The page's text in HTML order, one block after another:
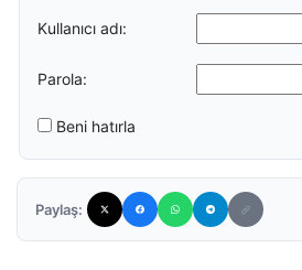
Kullanıcı adı:
Parola:
Beni hatırla
Paylaş: